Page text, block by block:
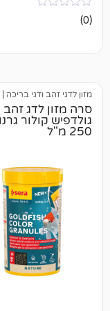
בריכה|בוס
זהב
גרנולס